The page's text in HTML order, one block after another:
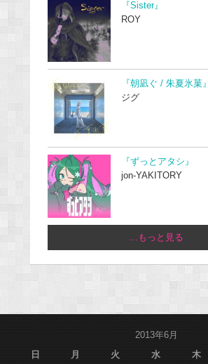
『Sister』
ROY
『朝凪ぐ / 朱夏氷菓』
ジグ
『ずっとアタシ』
jon-YAKITORY
...もっと見る
2013年6月
日
月 火 水 木